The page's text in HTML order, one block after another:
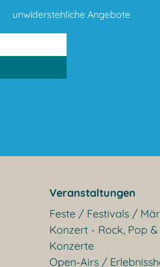
unwiderstehliche Angebote
Veranstaltungen
Feste / Festivals /
Konzert - Rock, Pop
Konzerte
Open-Airs /